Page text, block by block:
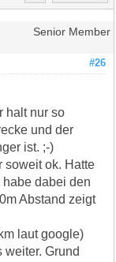
Senior Member
#26
halt nur so
und der
ist. ;-)
soweit ok. Hatte
dabei den
Abstand zeigt
laut google)
weiter. Grund